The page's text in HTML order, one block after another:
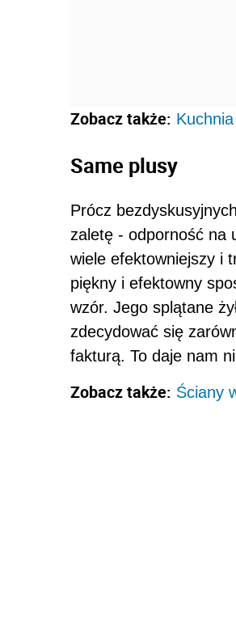
Zobacz także:
Same plusy
Prócz
zaletę - odporność na
wiele efektowniejszy i
piękny i efektowny
wzór. Jego splątane
zdecydować się
fakturą. To daje nam
Zobacz także: Ściany